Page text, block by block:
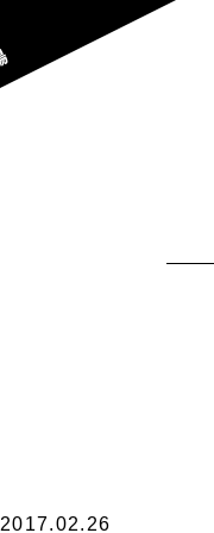
2017.02.26